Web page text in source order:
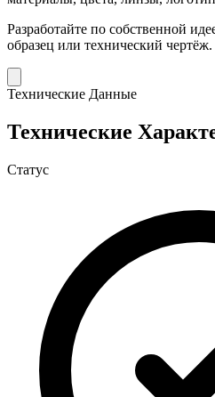
Разработайте по собственной
образец или технический чертёж.
Технические Данные
Технические
Статус